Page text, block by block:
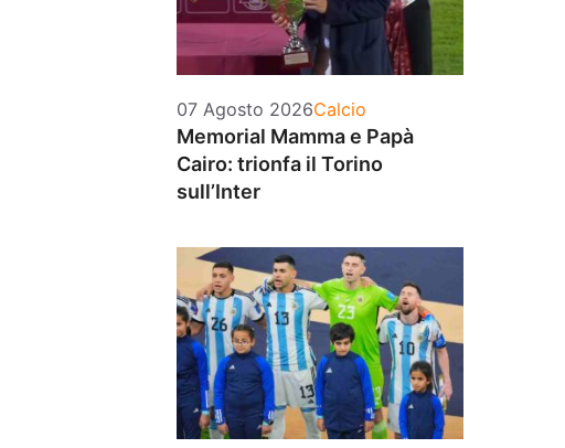
07 Agosto 2026Categorie
Calcio
Memorial Mamma e Papà
Cairo: trionfa il Torino
sull’Inter